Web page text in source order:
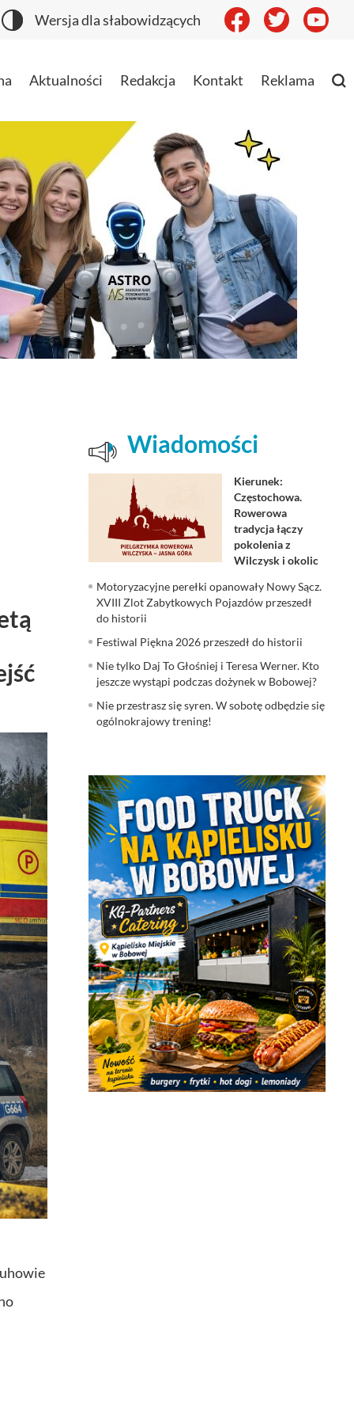
Wersja dla słabowidzących
Aktualności Redakcja Kontakt Reklama
Wiadomości
Kierunek:
Częstochowa.
Rowerowa
tradycja łączy
pokolenia z
Wilczysk i okolic
Motoryzacyjne perełki opanowały Nowy Sącz.
XVIII Zlot Zabytkowych Pojazdów przeszedł
do historii
Festiwal Piękna 2026 przeszedł do historii
Nie tylko Daj To Głośniej i Teresa Werner. Kto
jeszcze wystąpi podczas dożynek w Bobowej?
Nie przestrasz się syren. W sobotę odbędzie się
ogólnokrajowy trening!